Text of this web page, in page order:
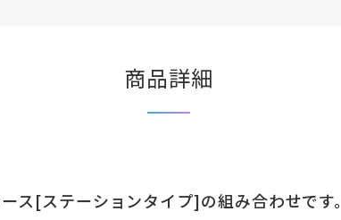
商品詳細
[ステーションタイプ]の組み合わせです。